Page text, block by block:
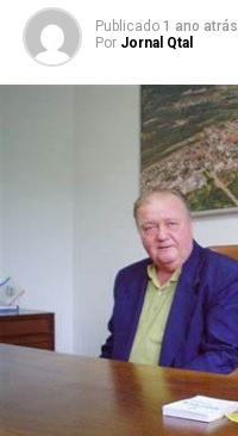
Publicado 1 ano atrás
Por Jornal Qtal